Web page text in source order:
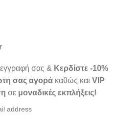
εγγραφή σας & Κερδίστε -10%
σας αγοράκαθώς και VIP
σε μοναδικές εκπλήξεις!